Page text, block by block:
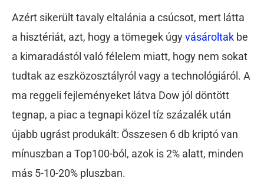
Azért sikerült tavaly eltalánia a csúcsot, mert látta
a hisztériát, azt, hogy a tömegek úgyvásároltak be
a kimaradástól való félelem miatt, hogy nem sokat
tudtak az eszközosztályról vagy a technológiáról. A
ma reggeli fejleményeket látva Dow jól döntött
tegnap, a piac a tegnapi közel tíz százalék után
újabb ugrást produkált: Összesen 6 db kriptó van
mínuszban a Top100-ból, azok is 2% alatt, minden
más 5-10-20% pluszban.